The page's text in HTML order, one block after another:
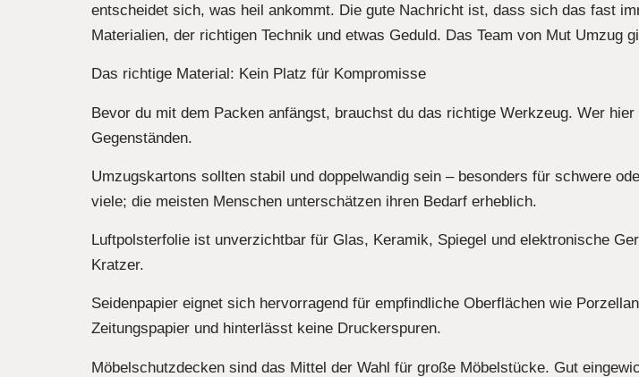
entscheidet sich, was heil ankommt. Die gute Nachricht ist, dass sich das fast
Materialien, der richtigen Technik und etwas Geduld. Das Team von Mut Umzug
Das richtige Material: Kein Platz für Kompromisse
Bevor du mit dem Packen anfängst, brauchst du das richtige Werkzeug. Wer
Gegenständen.
Umzugskartons sollten stabil und doppelwandig sein – besonders für schwere
viele; die meisten Menschen unterschätzen ihren Bedarf erheblich.
Luftpolsterfolie ist unverzichtbar für Glas, Keramik, Spiegel und elektronische
Kratzer.
Seidenpapier eignet sich hervorragend für empfindliche Oberflächen wie
Zeitungspapier und hinterlässt keine Druckerspuren.
Möbelschutzdecken sind das Mittel der Wahl für große Möbelstücke. Gut